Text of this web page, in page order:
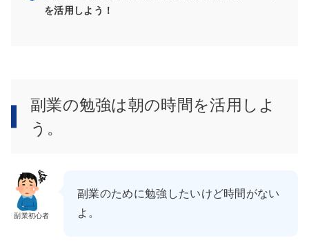
を活用しよう！
副業の勉強は朝の時間を活用しよ
う。
副業初心者
副業のために勉強したいけど時間がない
よ。